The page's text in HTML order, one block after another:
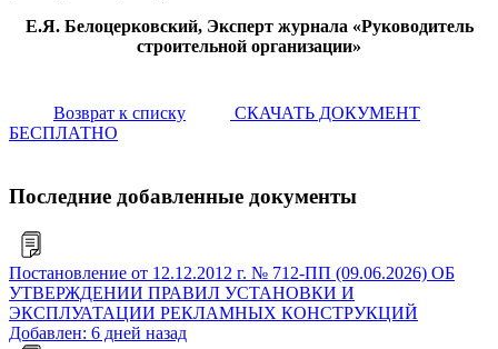
Е.Я. Белоцерковский, Эксперт журнала «Руководитель
строительной организации»
Возврат к списку
СКАЧАТЬ ДОКУМЕНТ
БЕСПЛАТНО
Последние добавленные документы
Постановление от 12.12.2012 г. № 712-ПП (09.06.2026) ОБ
УТВЕРЖДЕНИИ ПРАВИЛ УСТАНОВКИ И
ЭКСПЛУАТАЦИИ РЕКЛАМНЫХ КОНСТРУКЦИЙ
Добавлен: 6 дней назад